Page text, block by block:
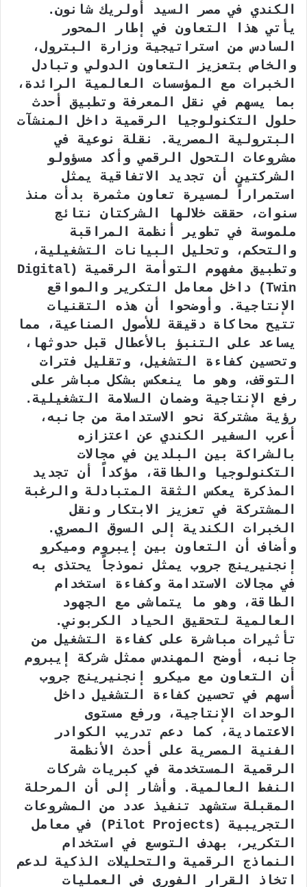
الكندي في مصر السيد أولريك شانون.
يأتي هذا التعاون في إطار المحور
السادس من استراتيجية وزارة البترول،
والخاص بتعزيز التعاون الدولي وتبادل
الخبرات مع المؤسسات العالمية الرائدة،
بما يسهم في نقل المعرفة وتطبيق أحدث
حلول التكنولوجيا الرقمية داخل المنشآت
البترولية المصرية. نقلة نوعية في
مشروعات التحول الرقمي وأكد مسؤولو
الشركتين أن تجديد الاتفاقية يمثل
استمراراً لمسيرة تعاون مثمرة بدأت منذ
سنوات، حققت خلالها الشركتان نتائج
ملموسة في تطوير أنظمة المراقبة
والتحكم، وتحليل البيانات التشغيلية،
وتطبيق مفهوم التوأمة الرقمية (Digital
Twin) داخل معامل التكرير والمواقع
الإنتاجية. وأوضحوا أن هذه التقنيات
تتيح محاكاة دقيقة للأصول الصناعية، مما
يساعد على التنبؤ بالأعطال قبل حدوثها،
وتحسين كفاءة التشغيل، وتقليل فترات
التوقف، وهو ما ينعكس بشكل مباشر على
رفع الإنتاجية وضمان السلامة التشغيلية.
رؤية مشتركة نحو الاستدامة من جانبه،
أعرب السفير الكندي عن اعتزازه
بالشراكة بين البلدين في مجالات
التكنولوجيا والطاقة، مؤكداً أن تجديد
المذكرة يعكس الثقة المتبادلة والرغبة
المشتركة في تعزيز الابتكار ونقل
الخبرات الكندية إلى السوق المصري.
وأضاف أن التعاون بين إيبروم وميكرو
إنجنيرينج جروب يمثل نموذجاً يحتذى به
في مجالات الاستدامة وكفاءة استخدام
الطاقة، وهو ما يتماشى مع الجهود
العالمية لتحقيق الحياد الكربوني.
تأثيرات مباشرة على كفاءة التشغيل من
جانبه، أوضح المهندس ممثل شركة إيبروم
أن التعاون مع ميكرو إنجنيرينج جروب
أسهم في تحسين كفاءة التشغيل داخل
الوحدات الإنتاجية، ورفع مستوى
الاعتمادية، كما دعم تدريب الكوادر
الفنية المصرية على أحدث الأنظمة
الرقمية المستخدمة في كبريات شركات
النفط العالمية. وأشار إلى أن المرحلة
المقبلة ستشهد تنفيذ عدد من المشروعات
التجريبية (Pilot Projects) في معامل
التكرير، بهدف التوسع في استخدام
النماذج الرقمية والتحليلات الذكية لدعم
اتخاذ القرار الفوري في العمليات